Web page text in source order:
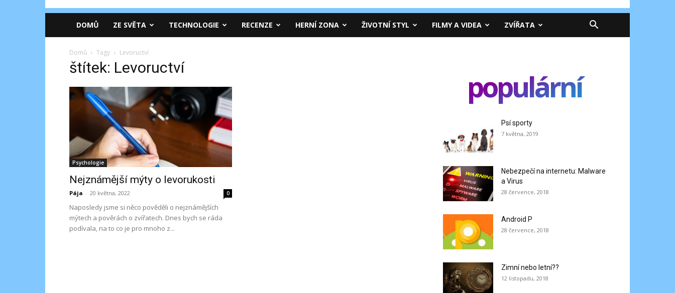
DOMŮ ZE SVĚTA TECHNOLOGIE RECENZE HERNÍ ZONA ŽIVOTNÍ STYL FILMY A VIDEA ZVÍŘATA
Domů Tagy Levoructví
štítek: Levoructví
Psychologie
Nejznámější mýty o levorukosti
Pája - 20 května, 2022 0
Naposledy jsme si něco pověděli o nejznámějších
mýtech a pověrách o zvířatech. Dnes bych se ráda
podívala, na to co je pro mnoho z...
populární
Psí sporty
7 května, 2019
Nebezpečí na internetu: Malware
a Virus
28 července, 2018
Android P
28 července, 2018
Zimní nebo letní??
12 listopadu, 2018